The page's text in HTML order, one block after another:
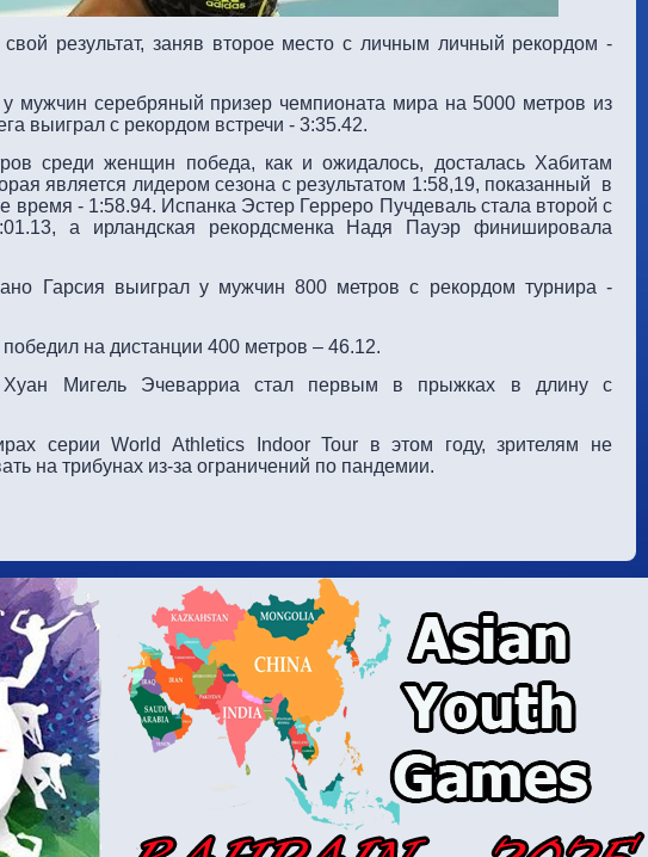
результат, заняв второе место с личным личный рекордом -
мужчин серебряный призер чемпионата мира на 5000 метров из
выиграл с рекордом встречи - 3:35.42.
среди женщин победа, как и ожидалось, досталась Хабитам
является лидером сезона с результатом 1:58,19, показанный в
время - 1:58.94. Испанка Эстер Герреро Пучдеваль стала второй с
а ирландская рекордсменка Надя Пауэр финишировала
Гарсия выиграл у мужчин 800 метров с рекордом турнира -
на дистанции 400 метров – 46.12.
Хуан Мигель Эчеварриа стал первым в прыжках в длину с
серии World Athletics Indoor Tour в этом году, зрителям не
на трибунах из-за ограничений по пандемии.